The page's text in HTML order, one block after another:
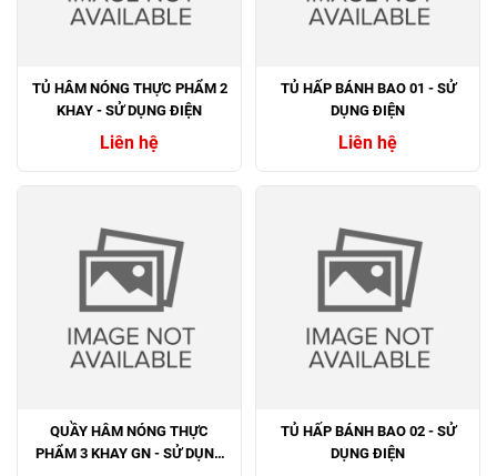
TỦ HÂM NÓNG THỰC PHẨM 2
KHAY - SỬ DỤNG ĐIỆN
Liên hệ
TỦ HẤP BÁNH BAO 01 - SỬ
DỤNG ĐIỆN
Liên hệ
QUẦY HÂM NÓNG THỰC
PHẨM 3 KHAY GN - SỬ DỤNG
TỦ HẤP BÁNH BAO 02 - SỬ
DỤNG ĐIỆN